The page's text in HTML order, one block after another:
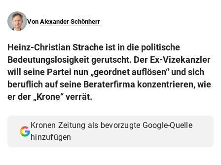
Von Alexander Schönherr
Heinz-Christian Strache ist in die politische
Bedeutungslosigkeit gerutscht. Der Ex-Vizekanzler
will seine Partei nun „geordnet auflösen“ und sich
beruflich auf seine Beraterfirma konzentrieren, wie
er der „Krone“ verrät.
Kronen Zeitung als bevorzugte Google-Quelle
hinzufügen